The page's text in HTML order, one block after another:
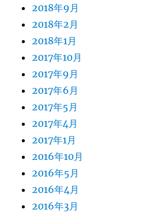
2018年9月
2018年2月
2018年1月
2017年10月
2017年9月
2017年6月
2017年5月
2017年4月
2017年1月
2016年10月
2016年5月
2016年4月
2016年3月